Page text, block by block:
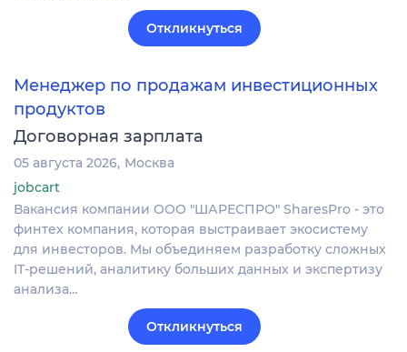
Откликнуться
Менеджер по продажам инвестиционных
продуктов
Договорная зарплата
05 августа 2026 Москва
jobcart
Вакансия компании ООО "ШАРЕСПРО" SharesPro - это
финтех компания, которая выстраивает экосистему
для инвесторов. Мы объединяем разработку сложных
IT‑решений, аналитику больших данных и экспертизу
анализа…
Откликнуться